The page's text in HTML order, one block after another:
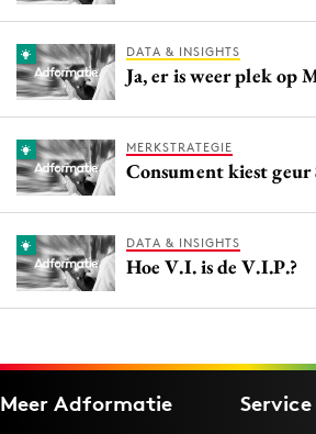
DATA & INSIGHTS
Ja, er is weer plek op
MERKSTRATEGIE
Consument kiest geur
DATA & INSIGHTS
Hoe V.I. is de V.I.P.?
Meer Adformatie